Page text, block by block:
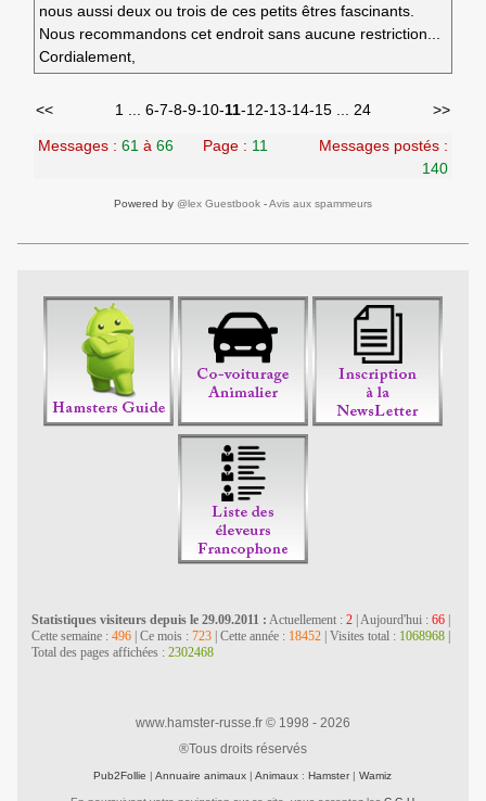
nous aussi deux ou trois de ces petits êtres fascinants.
Nous recommandons cet endroit sans aucune restriction...
Cordialement,
<< 1... 6-7-8-9-10-11-12-13-14-15... 24 >>
Messages : 61 à 66 Page : 11
Messages postés :
140
Powered by @lex Guestbook-Avis aux spammeurs
www.hamster-russe.fr © 1998 - 2026
®Tous droits réservés
Pub2Follie |Annuaire animaux |Animaux :Hamster|Wamiz